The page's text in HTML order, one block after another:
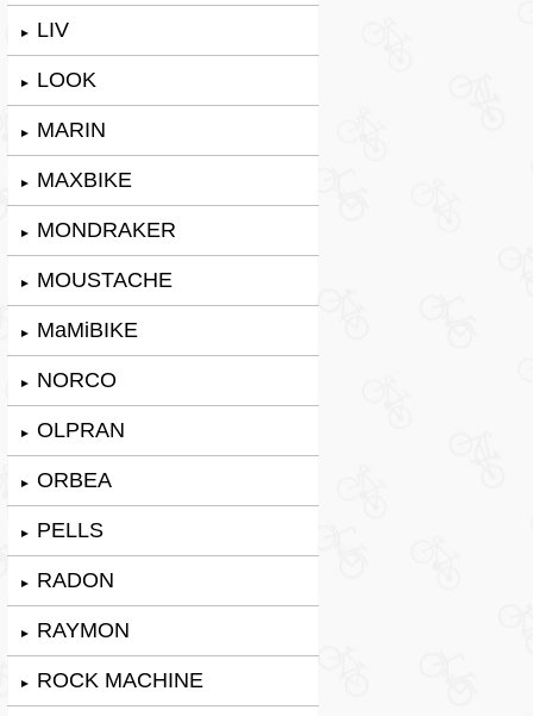
► LIV
► LOOK
► MARIN
► MAXBIKE
► MONDRAKER
► MOUSTACHE
► MaMiBIKE
► NORCO
► OLPRAN
► ORBEA
► PELLS
► RADON
► RAYMON
► ROCK MACHINE